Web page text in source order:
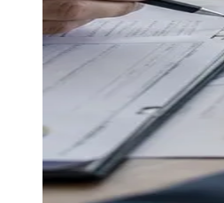
NBA
NFL
Fórmula 1
UFC
Tênis (ATP)
Vôlei
Competições de Futebol